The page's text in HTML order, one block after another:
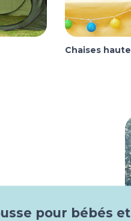
Chaises
pour bébés et